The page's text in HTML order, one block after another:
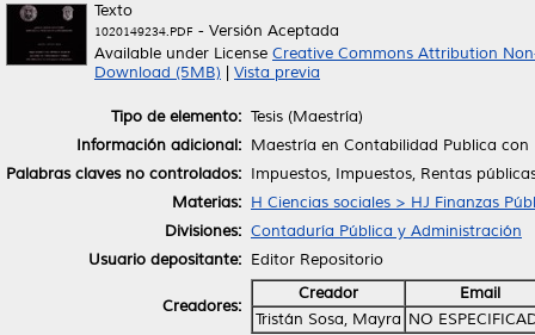
Texto
1020149234.PDF - Versión Aceptada
Available under License Creative Commons Attribution
Download (5MB)
Vista previa
Tipo de elemento: Tesis (Maestría)
Información adicional: Maestría en Contabilidad Publica
Palabras claves no controlados: Impuestos, Impuestos, Rentas
Materias: H Ciencias sociales > HJ Finanzas
Divisiones: Contaduría Pública y Administración
Usuario depositante: Editor Repositorio
Creadores:
Creador
Email
Tristán Sosa, Mayra NO